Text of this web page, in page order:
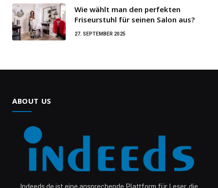
Wie wählt man den perfekten
Friseurstuhl für seinen Salon aus?
27. SEPTEMBER 2025
ABOUT US